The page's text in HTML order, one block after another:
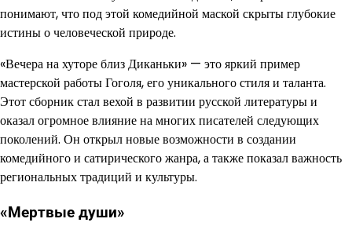
понимают, что под этой комедийной маской скрыты глубокие
истины о человеческой природе.
«Вечера на хуторе близ Диканьки» — это яркий пример
мастерской работы Гоголя, его уникального стиля и таланта.
Этот сборник стал вехой в развитии русской литературы и
оказал огромное влияние на многих писателей следующих
поколений. Он открыл новые возможности в создании
комедийного и сатирического жанра, а также показал важность
региональных традиций и культуры.
«Мертвые души»